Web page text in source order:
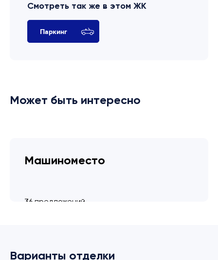
Смотреть так же в этом ЖК
Паркинг
Может быть интересно
Машиноместо
36 предложений
Варианты отделки